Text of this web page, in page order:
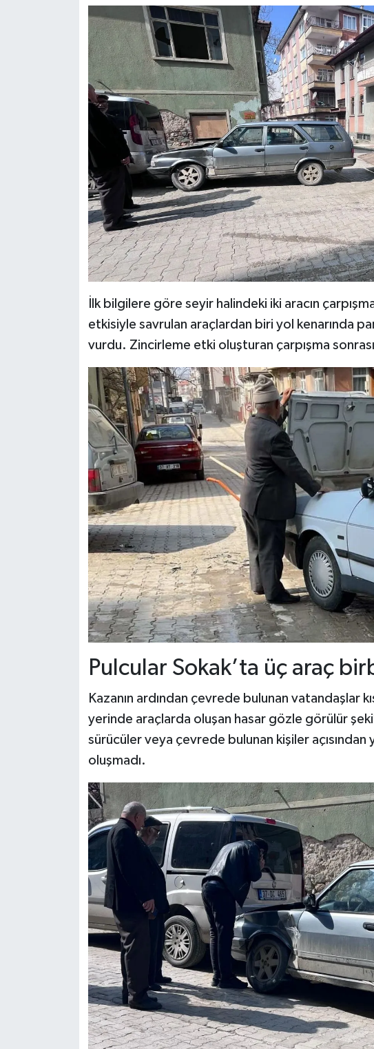
İlk bilgilere göre seyir halindeki iki aracın
etkisiyle savrulan araçlardan biri yol kenarında
vurdu. Zincirleme etki oluşturan çarpışma
Pulcular Sokak’ta üç araç
Kazanın ardından çevrede bulunan vatandaşlar
yerinde araçlarda oluşan hasar gözle görülür
sürücüler veya çevrede bulunan kişiler
oluşmadı.
Siyaset Haberleri
Dünya Haberleri
Yerel Haberler
Haber Arşivi